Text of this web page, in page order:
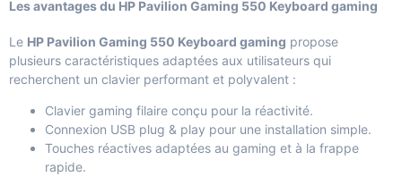
Les avantages du HP Pavilion Gaming 550 Keyboard gaming
Le HP Pavilion Gaming 550 Keyboard gaming propose
plusieurs caractéristiques adaptées aux utilisateurs qui
recherchent un clavier performant et polyvalent :
Clavier gaming filaire conçu pour la réactivité.
Connexion USB plug & play pour une installation simple.
Touches réactives adaptées au gaming et à la frappe
rapide.